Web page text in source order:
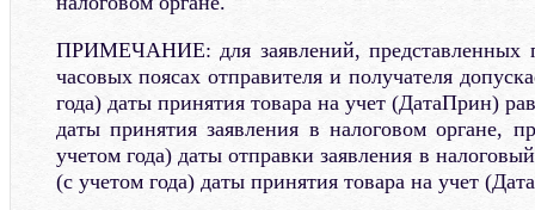
ПРИМЕЧАНИЕ: для заявлений, представленных
часовых поясах отправителя и получателя
года) даты принятия товара на учет (ДатаПрин)
даты принятия заявления в налоговом органе,
учетом года) даты отправки заявления в
(с учетом года) даты принятия товара на учет